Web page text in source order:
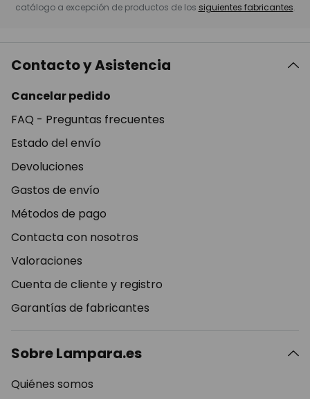
catálogo a excepción de productos de los siguientes fabricantes.
Contacto y Asistencia
Cancelar pedido
FAQ - Preguntas frecuentes
Estado del envío
Devoluciones
Gastos de envío
Métodos de pago
Contacta con nosotros
Valoraciones
Cuenta de cliente y registro
Garantías de fabricantes
Sobre Lampara.es
Quiénes somos